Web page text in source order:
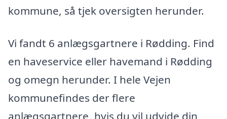
kommune, så tjek oversigten herunder.
Vi fandt 6 anlægsgartnere i Rødding. Find
en haveservice eller havemand i Rødding
og omegn herunder. I hele Vejen
kommunefindes der flere
anlægsgartnere, hvis du vil udvide din